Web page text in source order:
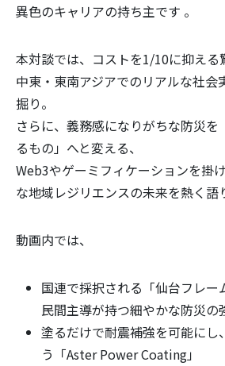
異色のキャリアの持ち主です 。
本対談では、コストを1/10に抑える
中東・東南アジアでのリアルな社会
掘り。
さらに、義務感になりがちな防災を
るもの」へと変える、
Web3やゲーミフィケーションを掛
な地域レジリエンスの未来を熱く語
動画内では、
国連で採択される「仙台フレー
民間主導が持つ細やかな防災の
塗るだけで耐震補強を可能にし
う「Aster Power Coating」